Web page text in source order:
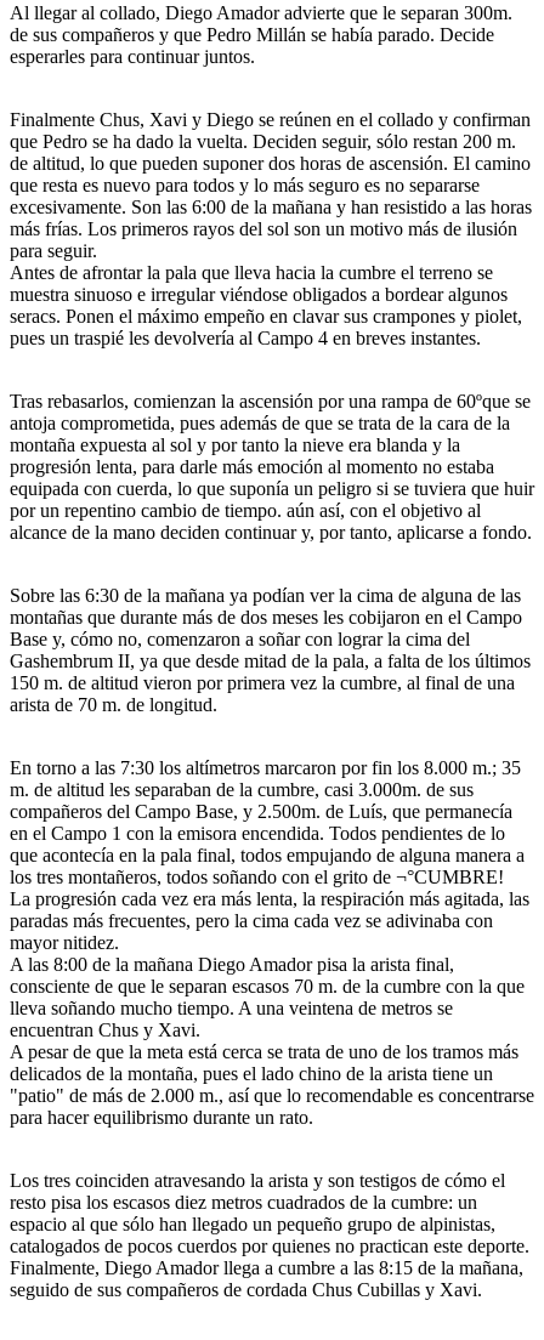
Al llegar al collado, Diego Amador advierte que le separan 300m.
de sus compañeros y que Pedro Millán se había parado. Decide
esperarles para continuar juntos.
Finalmente Chus, Xavi y Diego se reúnen en el collado y confirman
que Pedro se ha dado la vuelta. Deciden seguir, sólo restan 200 m.
de altitud, lo que pueden suponer dos horas de ascensión. El camino
que resta es nuevo para todos y lo más seguro es no separarse
excesivamente. Son las 6:00 de la mañana y han resistido a las horas
más frías. Los primeros rayos del sol son un motivo más de ilusión
para seguir.
Antes de afrontar la pala que lleva hacia la cumbre el terreno se
muestra sinuoso e irregular viéndose obligados a bordear algunos
seracs. Ponen el máximo empeño en clavar sus crampones y piolet,
pues un traspié les devolvería al Campo 4 en breves instantes.
Tras rebasarlos, comienzan la ascensión por una rampa de 60ºque se
antoja comprometida, pues además de que se trata de la cara de la
montaña expuesta al sol y por tanto la nieve era blanda y la
progresión lenta, para darle más emoción al momento no estaba
equipada con cuerda, lo que suponía un peligro si se tuviera que huir
por un repentino cambio de tiempo. aún así, con el objetivo al
alcance de la mano deciden continuar y, por tanto, aplicarse a fondo.
Sobre las 6:30 de la mañana ya podían ver la cima de alguna de las
montañas que durante más de dos meses les cobijaron en el Campo
Base y, cómo no, comenzaron a soñar con lograr la cima del
Gashembrum II, ya que desde mitad de la pala, a falta de los últimos
150 m. de altitud vieron por primera vez la cumbre, al final de una
arista de 70 m. de longitud.
En torno a las 7:30 los altímetros marcaron por fin los 8.000 m.; 35
m. de altitud les separaban de la cumbre, casi 3.000m. de sus
compañeros del Campo Base, y 2.500m. de Luís, que permanecía
en el Campo 1 con la emisora encendida. Todos pendientes de lo
que acontecía en la pala final, todos empujando de alguna manera a
los tres montañeros, todos soñando con el grito de ¬°CUMBRE!
La progresión cada vez era más lenta, la respiración más agitada, las
paradas más frecuentes, pero la cima cada vez se adivinaba con
mayor nitidez.
A las 8:00 de la mañana Diego Amador pisa la arista final,
consciente de que le separan escasos 70 m. de la cumbre con la que
lleva soñando mucho tiempo. A una veintena de metros se
encuentran Chus y Xavi.
A pesar de que la meta está cerca se trata de uno de los tramos más
delicados de la montaña, pues el lado chino de la arista tiene un
"patio" de más de 2.000 m., así que lo recomendable es concentrarse
para hacer equilibrismo durante un rato.
Los tres coinciden atravesando la arista y son testigos de cómo el
resto pisa los escasos diez metros cuadrados de la cumbre: un
espacio al que sólo han llegado un pequeño grupo de alpinistas,
catalogados de pocos cuerdos por quienes no practican este deporte.
Finalmente, Diego Amador llega a cumbre a las 8:15 de la mañana,
seguido de sus compañeros de cordada Chus Cubillas y Xavi.